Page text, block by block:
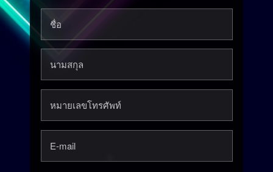
ชื่อ
นามสกุล
หมายเลขโทรศัพท์
E-mail